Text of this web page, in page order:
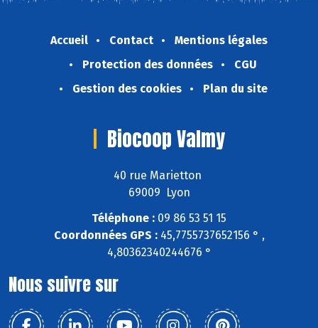
Accueil Contact
Mentions légales
Protection des données
CGU
Gestion des cookies
Plan du site
Biocoop Valmy
40 rue Marietton
69009 Lyon
Téléphone : 09 86 53 51 15
Coordonnées GPS :45,7755737652156 ° ,
4,80362340244676 °
Nous suivre sur